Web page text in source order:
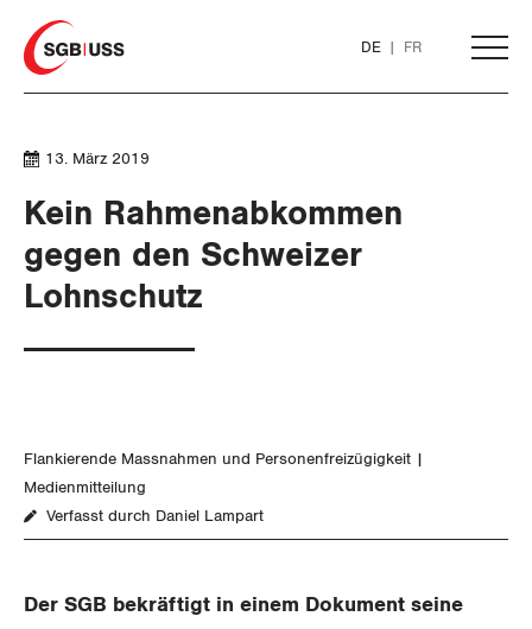
Home
DE FR
THEMEN
ARBEIT
Arbeitssicherheit und Gesundheitsschutz
13. März 2019
Kein Rahmenabkommen
gegen den Schweizer
Lohnschutz
Flankierende Massnahmen und Personenfreizügigkeit
Medienmitteilung
Verfasst durch Daniel Lampart
Der SGB bekräftigt in einem Dokument seine